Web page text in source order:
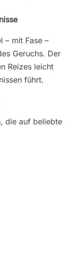
– mit Fase –
Geruchs. Der
Reizes leicht
führt.
die auf beliebte